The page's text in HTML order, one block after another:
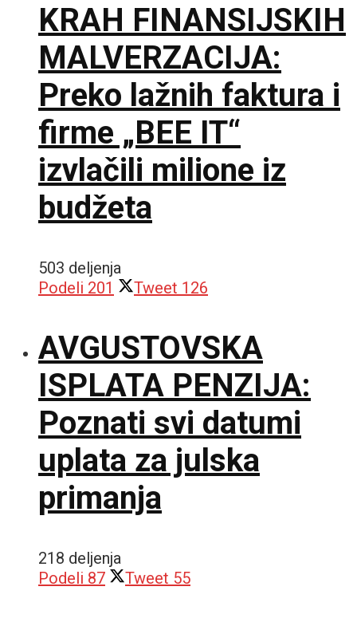
KRAH FINANSIJSKIH
MALVERZACIJA:
Preko lažnih faktura i
firme „BEE IT“
izvlačili milione iz
budžeta
503 deljenja
Podeli 201 Tweet 126
AVGUSTOVSKA
ISPLATA PENZIJA:
Poznati svi datumi
uplata za julska
primanja
218 deljenja
Podeli 87 Tweet 55